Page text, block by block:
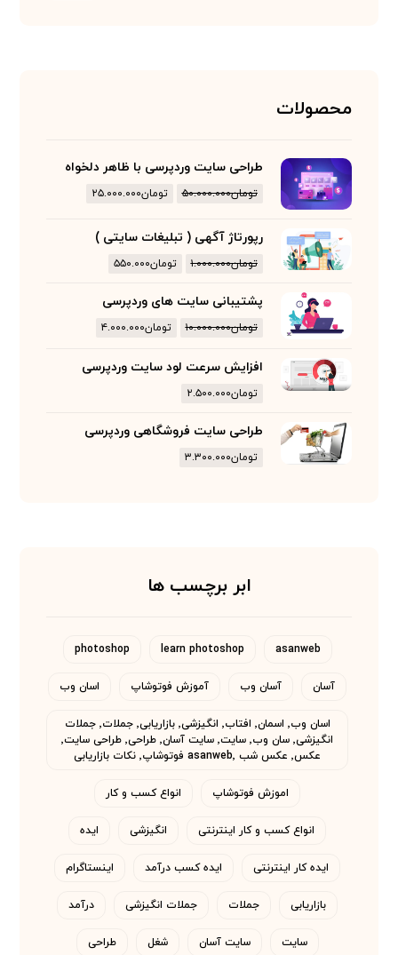
محصولات
طراحی سایت وردپرسی با ظاهر دلخواه
تومان۵۰.۰۰۰.۰۰۰ تومان۲۵.۰۰۰.۰۰۰
رپورتاژ آگهی ( تبلیغات سایتی )
تومان۱.۰۰۰.۰۰۰ تومان۵۵۰.۰۰۰
پشتیبانی سایت های وردپرسی
تومان۱۰.۰۰۰.۰۰۰ تومان۴.۰۰۰.۰۰۰
افزایش سرعت لود سایت وردپرسی
تومان۲.۵۰۰.۰۰۰
طراحی سایت فروشگاهی وردپرسی
تومان۳.۳۰۰.۰۰۰
ابر برچسب ها
asanweb
learn photoshop
photoshop
آسان آسان وب آموزش فوتوشاپ اسان وب
اسان وب٬ اسمان٬ افتاب٬ انگیزشی٬ بازاریابی٬ جملات٬ جملات
انگیزشی٬ سان وب٬ سایت٬ سایت آسان٬ طراحی٬ طراحی سایت٬
عکس٬ عکس شب asanweb٬ فوتوشاپ٬ نکات بازاریابی
اموزش فوتوشاپ انواع کسب و کار
انواع کسب و کار اینترنتی انگیزشی ایده
ایده کار اینترنتی ایده کسب درآمد اینستاگرام
بازاریابی جملات جملات انگیزشی درآمد
سایت سایت آسان شغل طراحی